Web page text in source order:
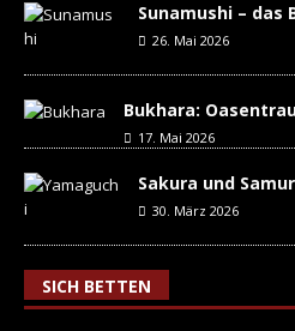
Sunamushi – das
26. Mai 2026
Bukhara:
17. Mai 2026
Sakura und
30. März 2026
SICH BETTEN